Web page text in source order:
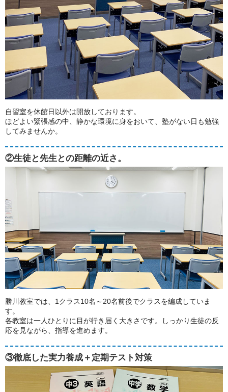
自習室を休館日以外は開放しております。
ほどよい緊張感の中、静かな環境に身をおいて、塾がない日も勉強
してみませんか。
②生徒と先生との距離の近さ。
勝川教室では、1クラス10名～20名前後でクラスを編成していま
す。
各教室は一人ひとりに目が行き届く大きさです。しっかり生徒の反
応を見ながら、指導を進めます。
③徹底した実力養成＋定期テスト対策